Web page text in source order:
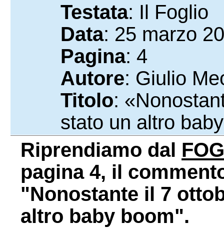
Testata: Il Foglio
Data: 25 marzo
Pagina: 4
Autore: Giulio
Titolo:
stato un altro
Riprendiamo dal
pagina 4, il
"Nonostante il 7
altro baby boom".